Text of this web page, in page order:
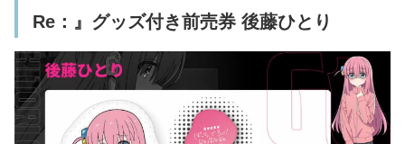
Re：』グッズ付き前売券 後藤ひとり